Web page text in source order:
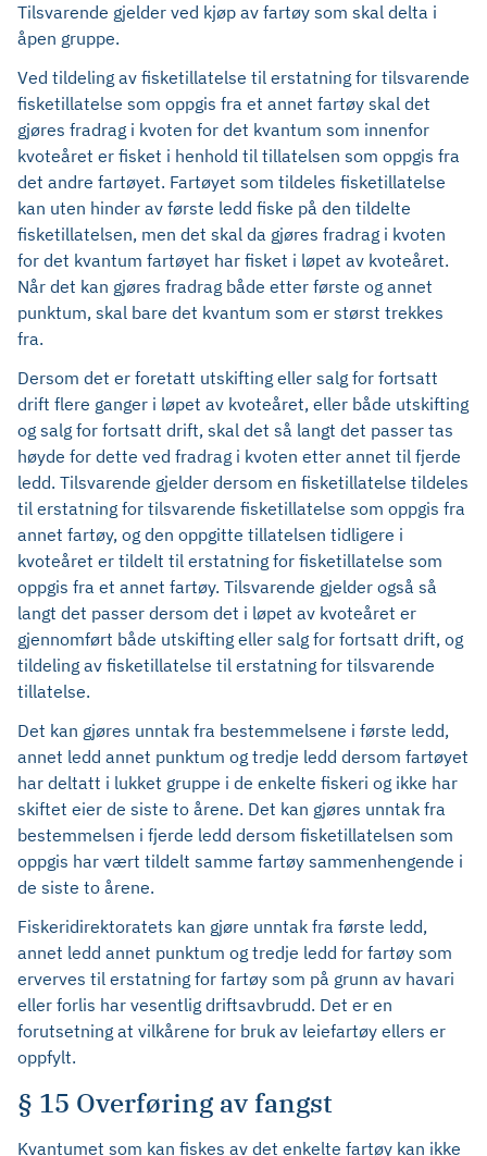
Tilsvarende gjelder ved kjøp av fartøy som skal delta i
åpen gruppe.
Ved tildeling av fisketillatelse til erstatning for tilsvarende
fisketillatelse som oppgis fra et annet fartøy skal det
gjøres fradrag i kvoten for det kvantum som innenfor
kvoteåret er fisket i henhold til tillatelsen som oppgis fra
det andre fartøyet. Fartøyet som tildeles fisketillatelse
kan uten hinder av første ledd fiske på den tildelte
fisketillatelsen, men det skal da gjøres fradrag i kvoten
for det kvantum fartøyet har fisket i løpet av kvoteåret.
Når det kan gjøres fradrag både etter første og annet
punktum, skal bare det kvantum som er størst trekkes
fra.
Dersom det er foretatt utskifting eller salg for fortsatt
drift flere ganger i løpet av kvoteåret, eller både utskifting
og salg for fortsatt drift, skal det så langt det passer tas
høyde for dette ved fradrag i kvoten etter annet til fjerde
ledd. Tilsvarende gjelder dersom en fisketillatelse tildeles
til erstatning for tilsvarende fisketillatelse som oppgis fra
annet fartøy, og den oppgitte tillatelsen tidligere i
kvoteåret er tildelt til erstatning for fisketillatelse som
oppgis fra et annet fartøy. Tilsvarende gjelder også så
langt det passer dersom det i løpet av kvoteåret er
gjennomført både utskifting eller salg for fortsatt drift, og
tildeling av fisketillatelse til erstatning for tilsvarende
tillatelse.
Det kan gjøres unntak fra bestemmelsene i første ledd,
annet ledd annet punktum og tredje ledd dersom fartøyet
har deltatt i lukket gruppe i de enkelte fiskeri og ikke har
skiftet eier de siste to årene. Det kan gjøres unntak fra
bestemmelsen i fjerde ledd dersom fisketillatelsen som
oppgis har vært tildelt samme fartøy sammenhengende i
de siste to årene.
Fiskeridirektoratets kan gjøre unntak fra første ledd,
annet ledd annet punktum og tredje ledd for fartøy som
erverves til erstatning for fartøy som på grunn av havari
eller forlis har vesentlig driftsavbrudd. Det er en
forutsetning at vilkårene for bruk av leiefartøy ellers er
oppfylt.
§ 15 Overføring av fangst
Kvantumet som kan fiskes av det enkelte fartøy kan ikke